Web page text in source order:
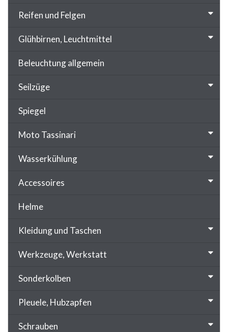
Reifen und Felgen
Glühbirnen, Leuchtmittel
Beleuchtung allgemein
Seilzüge
Spiegel
Moto Tassinari
Wasserkühlung
Accessoires
Helme
Kleidung und Taschen
Werkzeuge, Werkstatt
Sonderkolben
Pleuele, Hubzapfen
Schrauben